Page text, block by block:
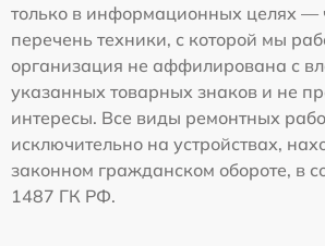
только в информационных целях —
перечень техники, с которой мы
организация не аффилирована с
указанных товарных знаков и не
интересы. Все виды ремонтных
исключительно на устройствах,
законном гражданском обороте, в
1487 ГК РФ.